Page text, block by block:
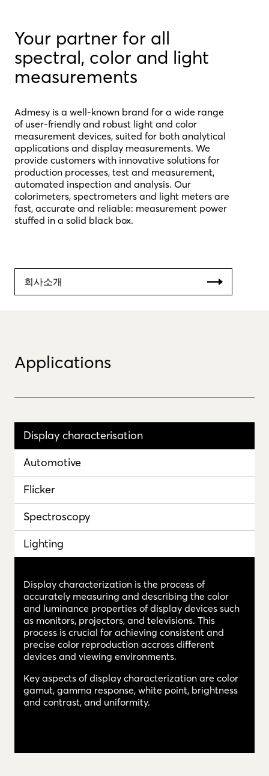
Your partner for all
spectral, color and light
measurements
Admesy is a well-known brand for a wide range
of user-friendly and robust light and color
measurement devices, suited for both analytical
applications and display measurements. We
provide customers with innovative solutions for
production processes, test and measurement,
automated inspection and analysis. Our
colorimeters, spectrometers and light meters are
fast, accurate and reliable: measurement power
stuffed in a solid black box.
회사소개
Applications
Display characterisation
Automotive
Flicker
Spectroscopy
Lighting
Display characterization is the process of
accurately measuring and describing the color
and luminance properties of display devices such
as monitors, projectors, and televisions. This
process is crucial for achieving consistent and
precise color reproduction accross different
devices and viewing environments.
Key aspects of display characterization are color
gamut, gamma response, white point, brightness
and contrast, and uniformity.